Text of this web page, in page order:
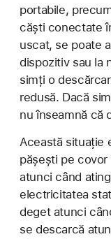
portabile,
căști conectate
uscat, se poate
dispozitiv sau la
simți o
redusă. Dacă
nu înseamnă că
Această situație
pășești pe
atunci când
electricitatea
deget atunci
se descarcă